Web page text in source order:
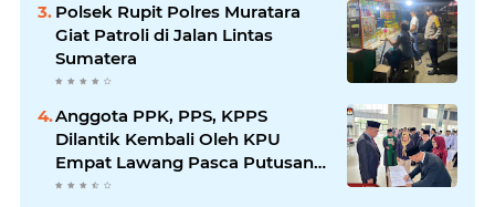
Polsek Rupit Polres Muratara
Giat Patroli di Jalan Lintas
Sumatera
Anggota PPK, PPS, KPPS
Dilantik Kembali Oleh KPU
Empat Lawang Pasca Putusan
MK